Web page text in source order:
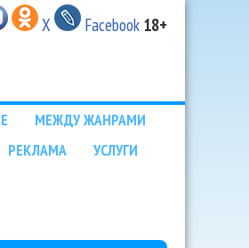
X Facebook 18+
МЕЖДУ ЖАНРАМИ
РЕКЛАМА
УСЛУГИ